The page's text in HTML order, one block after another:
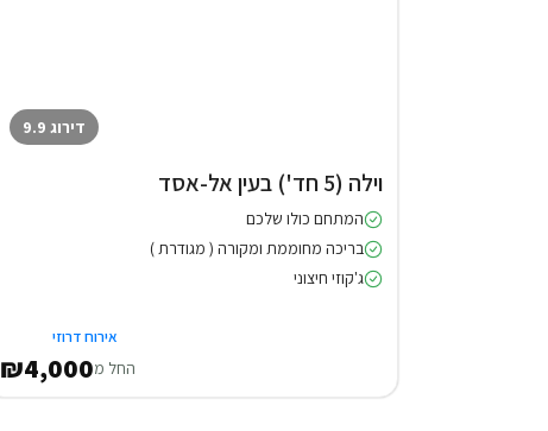
דירוג 9.9
וילה (5 חד') בעין אל-אסד
המתחם כולו שלכם
בריכה מחוממת ומקורה ( מגודרת )
ג'קוזי חיצוני
אירוח דרוזי
החל מ₪4,000